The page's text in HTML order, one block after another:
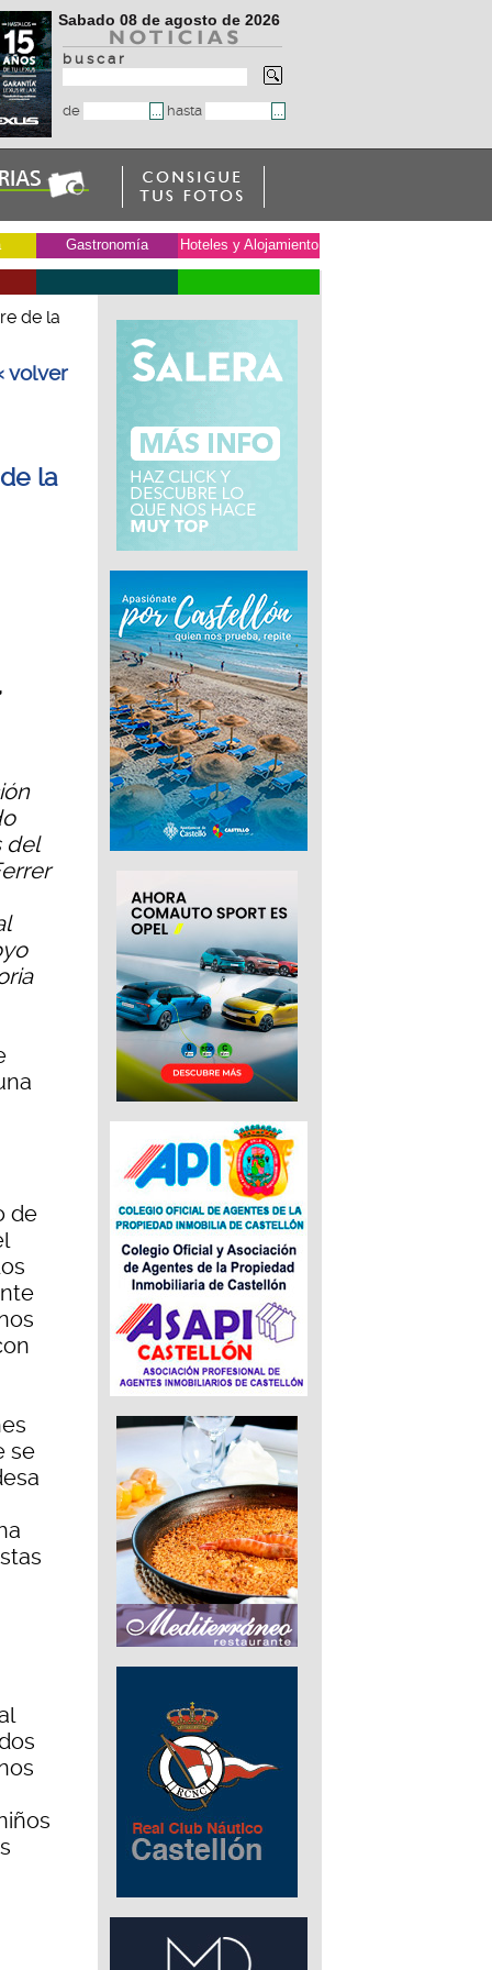
Sabado 08 de agosto de 2026
b u s c a r
de hasta
Gastronomía Hoteles y Alojamiento
de la
volver
la
del
de
se